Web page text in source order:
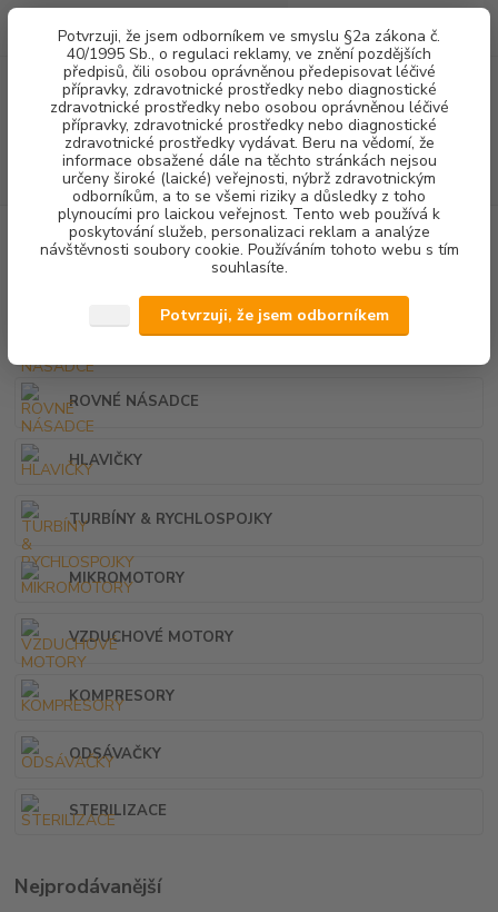
Potvrzuji, že jsem odborníkem ve smyslu §2a zákona č.
40/1995 Sb., o regulaci reklamy, ve znění pozdějších
předpisů, čili osobou oprávněnou předepisovat léčivé
přípravky, zdravotnické prostředky nebo diagnostické
zdravotnické prostředky nebo osobou oprávněnou léčivé
přípravky, zdravotnické prostředky nebo diagnostické
zdravotnické prostředky vydávat. Beru na vědomí, že
informace obsažené dále na těchto stránkách nejsou
určeny široké (laické) veřejnosti, nýbrž zdravotnickým
odborníkům, a to se všemi riziky a důsledky z toho
plynoucími pro laickou veřejnost. Tento web používá k
poskytování služeb, personalizaci reklam a analýze
návštěvnosti soubory cookie. Používáním tohoto webu s tím
souhlasíte.
Potvrzuji, že jsem odborníkem
Menu
CZK
Hledat
(Po-Pá, 8-16 hod.)
za0,00 Kč
PŘÍSTROJOVÉ VYBAVENÍ
PŘÍSTROJOVÉ VYBAVENÍ
KOLÉNKOVÉ NÁSADCE
ROVNÉ NÁSADCE
HLAVIČKY
TURBÍNY & RYCHLOSPOJKY
MIKROMOTORY
VZDUCHOVÉ MOTORY
KOMPRESORY
ODSÁVAČKY
STERILIZACE
Nejprodávanější